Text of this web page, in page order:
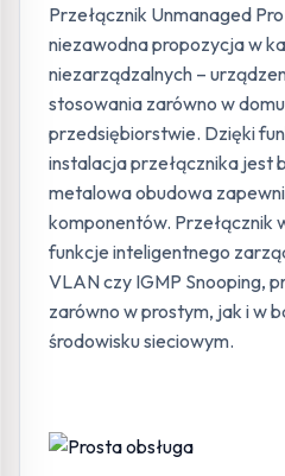
Przełącznik Unmanaged
niezawodna propozycja w
niezarządzalnych –
stosowania zarówno w
przedsiębiorstwie. Dzięki
instalacja przełącznika jest
metalowa obudowa
komponentów. Przełącznik
funkcje inteligentnego
VLAN czy IGMP Snooping,
zarówno w prostym, jak i w
środowisku sieciowym.